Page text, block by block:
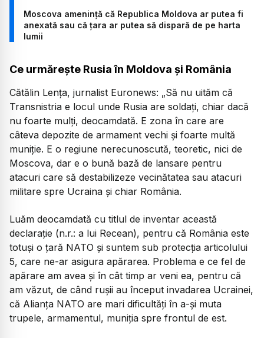
Moscova amenință că Republica Moldova ar putea fi
anexată sau că țara ar putea să dispară de pe harta
lumii
Ce urmărește Rusia în Moldova și România
Cătălin Lența, jurnalist Euronews: „Să nu uităm că
Transnistria e locul unde Rusia are soldați, chiar dacă
nu foarte mulți, deocamdată. E zona în care are
câteva depozite de armament vechi și foarte multă
muniție. E o regiune nerecunoscută, teoretic, nici de
Moscova, dar e o bună bază de lansare pentru
atacuri care să destabilizeze vecinătatea sau atacuri
militare spre Ucraina și chiar România.
Luăm deocamdată cu titlul de inventar această
declarație (n.r.: a lui Recean), pentru că România este
totuși o țară NATO și suntem sub protecția articolului
5, care ne-ar asigura apărarea. Problema e ce fel de
apărare am avea și în cât timp ar veni ea, pentru că
am văzut, de când rușii au început invadarea Ucrainei,
că Alianța NATO are mari dificultăți în a-și muta
trupele, armamentul, muniția spre frontul de est.